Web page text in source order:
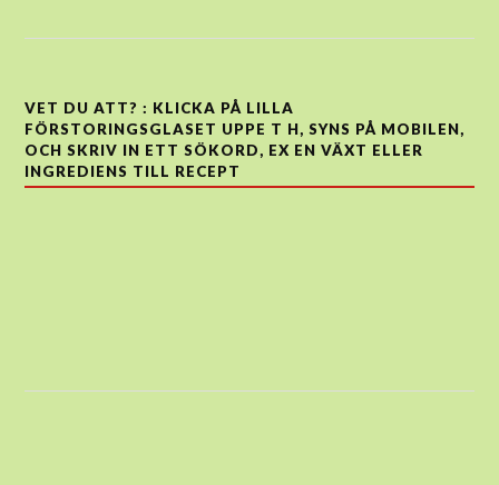
VET DU ATT? : KLICKA PÅ LILLA
FÖRSTORINGSGLASET UPPE T H, SYNS PÅ MOBILEN,
OCH SKRIV IN ETT SÖKORD, EX EN VÄXT ELLER
INGREDIENS TILL RECEPT